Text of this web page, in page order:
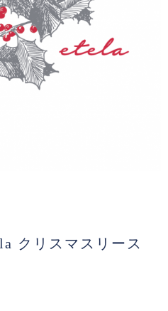
クリスマスリース